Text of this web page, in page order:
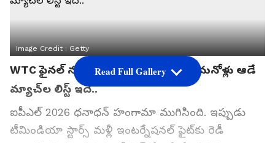
Image Credit :Getty
WTC ఫైనల్ నుంచి వన్డే వరల్డ్ కప్ దాకా.. మనోళ్లు ఆడే
మ్యాచ్‌ల లిస్ట్ ఇదే..
ఐపీఎల్ 2026 ధనాధన్ హంగామా ముగిసింది. ఇప్పుడు
టీమిండియా స్టార్స్ మళ్లీ ఇంటర్నేషనల్ ఫైట్‌కు రెడీ
Read Full Gallery